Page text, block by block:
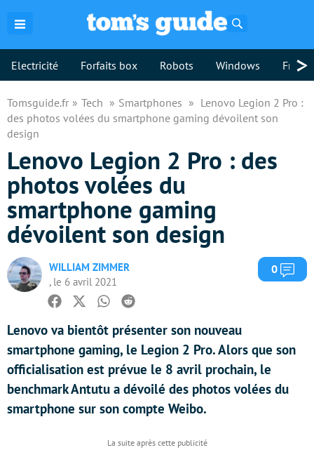
Electricité Forfaits box Robots Windows >
Tomsguide.fr Tech Smartphones
Lenovo Legion 2 Pro :
des photos volées du smartphone gaming dévoilent son
design
Lenovo Legion 2 Pro : des
photos volées du
smartphone gaming
dévoilent son design
WILLIAM ZIMMER
, le 6 avril 2021
0
Facebook
TwitterWhatsapp
Reddit
Lenovo va bientôt présenter son nouveau
smartphone gaming, le Legion 2 Pro. Alors que son
officialisation est prévue le 8 avril prochain, le
benchmark Antutu a dévoilé des photos volées du
smartphone sur son compte Weibo.